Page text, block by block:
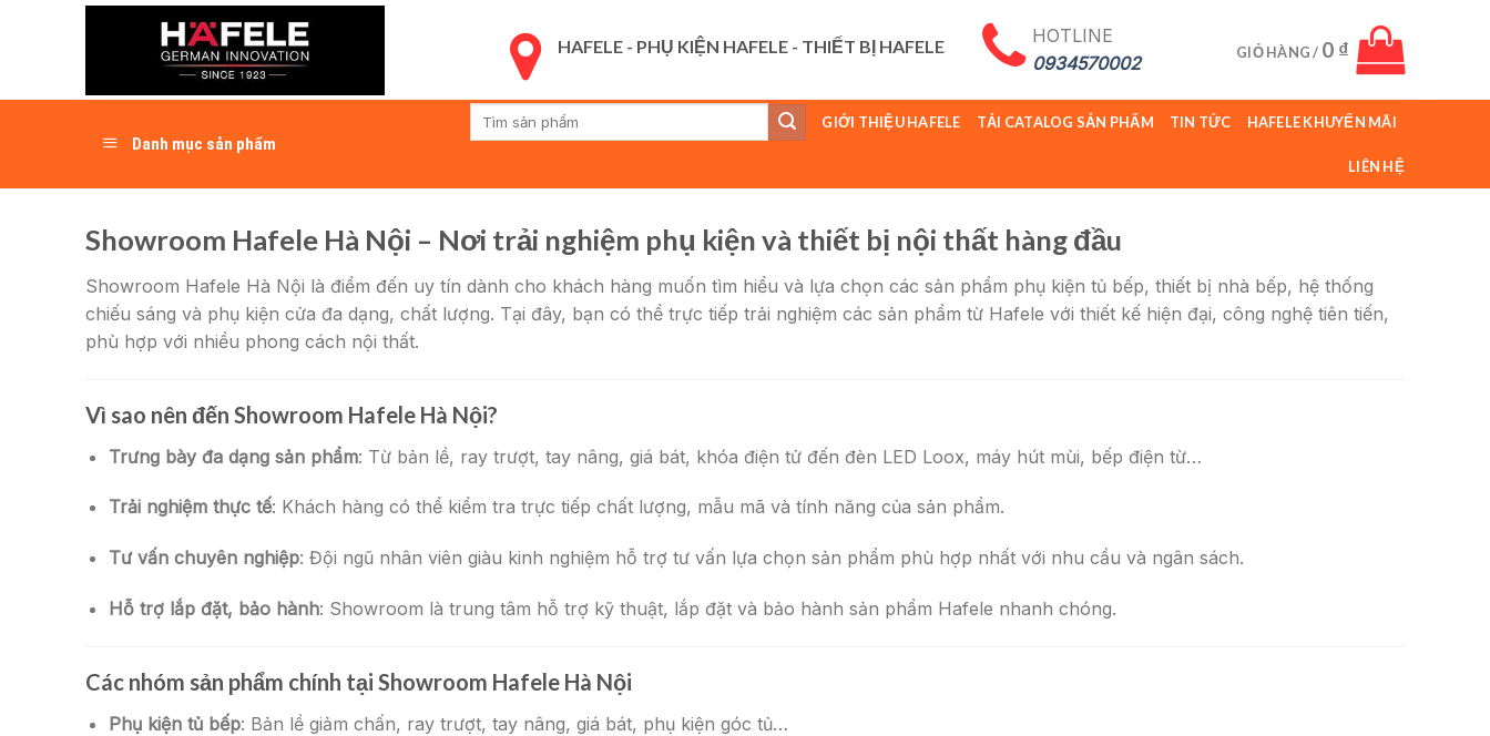
HAFELE - PHỤ KIỆN HAFELE - THIẾT BỊ HAFELE
HOTLINE
0934570002
GIỎ HÀNG / 0 ₫
Danh mục sản phẩm
Tìm
GIỚI THIỆU HAFELE TẢI CATALOG SẢN PHẨM TIN TỨC HAFELE KHUYẾN MÃI
LIÊN HỆ
Showroom Hafele Hà Nội – Nơi trải nghiệm phụ kiện và thiết bị nội thất hàng đầu
Showroom Hafele Hà Nội là điểm đến uy tín dành cho khách hàng muốn tìm hiểu và lựa chọn các sản phẩm phụ kiện tủ bếp, thiết bị nhà bếp, hệ thống
chiếu sáng và phụ kiện cửa đa dạng, chất lượng. Tại đây, bạn có thể trực tiếp trải nghiệm các sản phẩm từ Hafele với thiết kế hiện đại, công nghệ tiên tiến,
phù hợp với nhiều phong cách nội thất.
Vì sao nên đến Showroom Hafele Hà Nội?
Trưng bày đa dạng sản phẩm: Từ bản lề, ray trượt, tay nâng, giá bát, khóa điện tử đến đèn LED Loox, máy hút mùi, bếp điện từ…
Trải nghiệm thực tế: Khách hàng có thể kiểm tra trực tiếp chất lượng, mẫu mã và tính năng của sản phẩm.
Tư vấn chuyên nghiệp: Đội ngũ nhân viên giàu kinh nghiệm hỗ trợ tư vấn lựa chọn sản phẩm phù hợp nhất với nhu cầu và ngân sách.
Hỗ trợ lắp đặt, bảo hành: Showroom là trung tâm hỗ trợ kỹ thuật, lắp đặt và bảo hành sản phẩm Hafele nhanh chóng.
Các nhóm sản phẩm chính tại Showroom Hafele Hà Nội
Phụ kiện tủ bếp: Bản lề giảm chấn, ray trượt, tay nâng, giá bát, phụ kiện góc tủ…